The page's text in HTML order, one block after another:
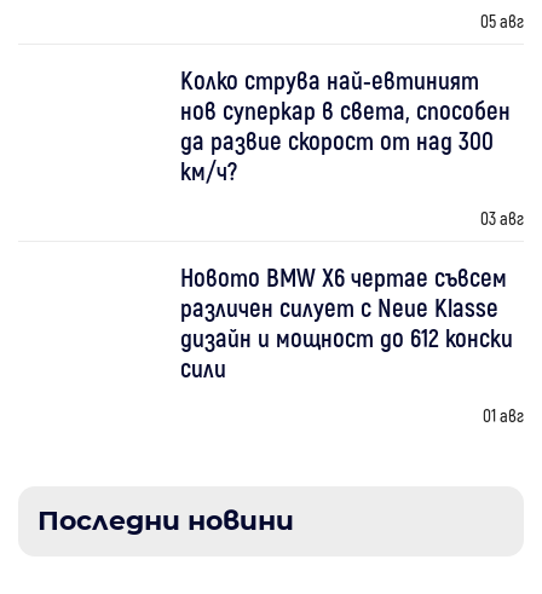
05 авг
Колко струва най-евтиният
нов суперкар в света, способен
да развие скорост от над 300
км/ч?
03 авг
Новото BMW X6 чертае съвсем
различен силует с Neue Klasse
дизайн и мощност до 612 конски
сили
01 авг
Последни новини